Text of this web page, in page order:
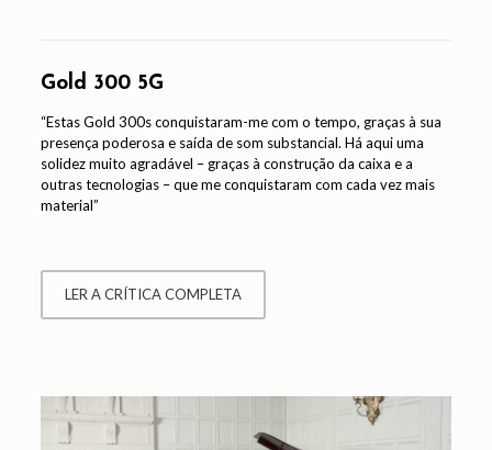
Gold 300 5G
“Estas Gold 300s conquistaram-me com o tempo, graças à sua
presença poderosa e saída de som substancial. Há aqui uma
solidez muito agradável – graças à construção da caixa e a
outras tecnologias – que me conquistaram com cada vez mais
material”
LER A CRÍTICA COMPLETA